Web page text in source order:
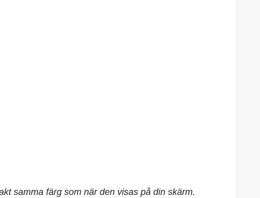
samma färg som när den visas på din skärm.